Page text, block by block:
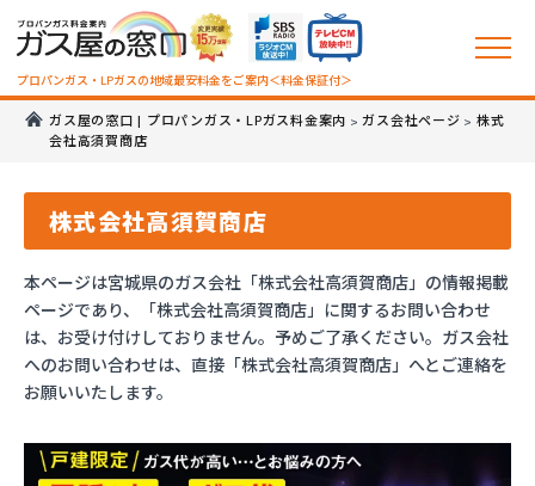
プロパンガス・LPガスの地域最安料金をご案内＜料金保証付＞
ガス屋の窓口 | プロパンガス・LPガス料金案内 >ガス会社ページ > 株式
会社高須賀商店
株式会社高須賀商店
本ページは宮城県のガス会社「株式会社高須賀商店」の情報掲載
ページであり、「株式会社高須賀商店」に関するお問い合わせ
は、お受け付けしておりません。予めご了承ください。ガス会社
へのお問い合わせは、直接「株式会社高須賀商店」へとご連絡を
お願いいたします。